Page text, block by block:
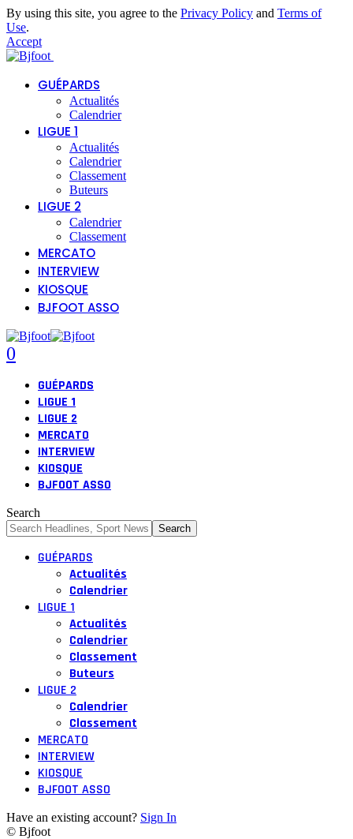
By using this site, you agree to the Privacy Policy and Terms of
Use.
Accept
GUÉPARDS
Actualités
Calendrier
LIGUE 1
Actualités
Calendrier
Classement
Buteurs
LIGUE 2
Calendrier
Classement
MERCATO
INTERVIEW
KIOSQUE
BJFOOT ASSO
0
GUÉPARDS
LIGUE 1
LIGUE 2
MERCATO
INTERVIEW
KIOSQUE
BJFOOT ASSO
Search
GUÉPARDS
Actualités
Calendrier
LIGUE 1
Actualités
Calendrier
Classement
Buteurs
LIGUE 2
Calendrier
Classement
MERCATO
INTERVIEW
KIOSQUE
BJFOOT ASSO
Have an existing account? Sign In
© Bjfoot